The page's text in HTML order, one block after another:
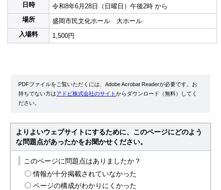
日時
令和8年6月28日（日曜日）午後2時 から
場所
盛岡市民文化ホール 大ホール
入場料
1,500円
PDFファイルをご覧いただくには、Adobe Acrobat Readerが必要です。お
持ちでない方はアドビ株式会社のサイトからダウンロード（無料）してく
ださい。
よりよいウェブサイトにするために、このページにどのよう
な問題点があったかをお聞かせください。
このページに問題点はありましたか？
情報が十分掲載されていなかった
ページの構成がわかりにくかった